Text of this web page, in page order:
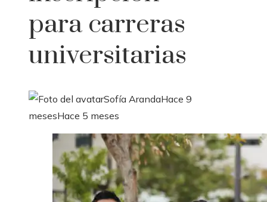
para carreras
universitarias
Sofía ArandaHace 9
mesesHace 5 meses